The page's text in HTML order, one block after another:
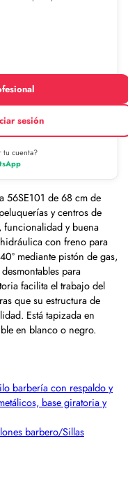
sesión
tu cuenta?
56SE101 de 68 cm de
y centros de
funcionalidad y buena
con freno para
mediante pistón de gas,
para
facilita el trabajo del
que su estructura de
Está tapizada en
en blanco o negro.
barbero/Sillas